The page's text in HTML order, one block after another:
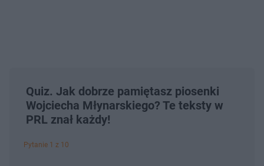
Quiz. Jak dobrze pamiętasz piosenki
Wojciecha Młynarskiego? Te teksty w
PRL znał każdy!
Pytanie 1 z 10